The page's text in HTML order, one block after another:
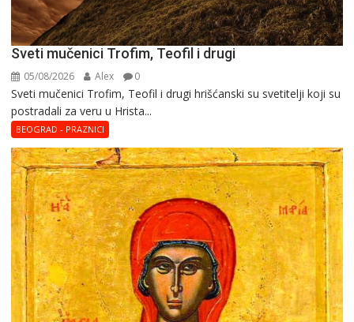
Sveti mučenici Trofim, Teofil i drugi
05/08/2026 Alex 0
Sveti mučenici Trofim, Teofil i drugi hrišćanski su svetitelji koji su
postradali za veru u Hrista...
BEOGRAD - PRAZNICI